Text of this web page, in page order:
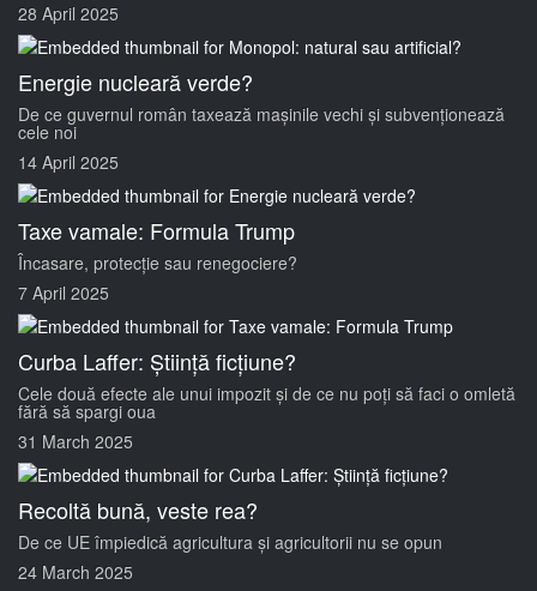
28 April 2025
Energie nucleară verde?
De ce guvernul român taxează mașinile vechi și subvenționează
cele noi
14 April 2025
Taxe vamale: Formula Trump
Încasare, protecție sau renegociere?
7 April 2025
Curba Laffer: Știință ficțiune?
Cele două efecte ale unui impozit și de ce nu poți să faci o omletă
fără să spargi oua
31 March 2025
Recoltă bună, veste rea?
De ce UE împiedică agricultura și agricultorii nu se opun
24 March 2025